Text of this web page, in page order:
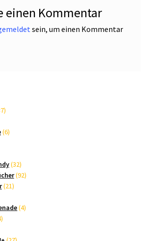
einen Kommentar
sein, um einen Kommentar
37
66
3232
Produkte
9292
2121
44
4